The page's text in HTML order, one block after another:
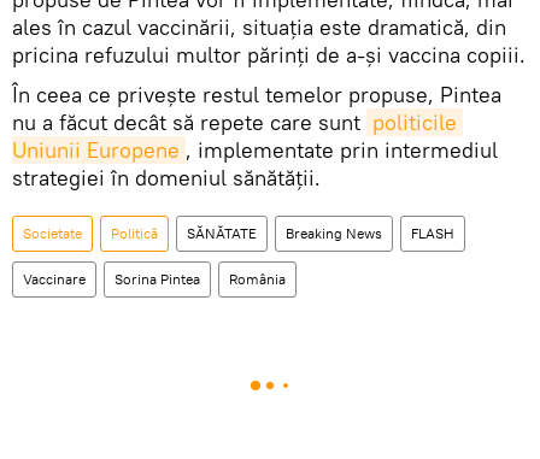
ales în cazul vaccinării, situaţia este dramatică, din
pricina refuzului multor părinţi de a-şi vaccina copiii.
În ceea ce priveşte restul temelor propuse, Pintea
nu a făcut decât să repete care sunt politicile
Uniunii Europene , implementate prin intermediul
strategiei în domeniul sănătăţii.
Societate Politică SĂNĂTATE Breaking News FLASH
Vaccinare Sorina Pintea România